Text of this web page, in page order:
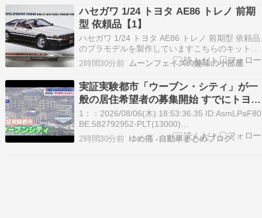
ハセガワ 1/24 トヨタ AE86 トレノ 前期
型 依頼品【1】
ハセガワ 1/24 トヨタ AE86 トレノ 前期型 依頼品
のプラモデルを製作していますこちらのキットは
ご依頼品となりますご依頼ありがとうございます
長年の整備士経験を元に製作していきますよ
AE86が発売された時はトヨタ系ディーラーを辞
めてましたので実車とは縁が薄かったかな？
AE8…
2時間30分前 ムーンフェイズの趣味の小部屋
実証実験都市「ウーブン・シティ」が一
般の居住希望者の募集開始 すでにトヨタ
関係者が居住
1：：2026/08/06(木) 18:53:36.35 ID:AsmLPaF80
BE:582792952-PLT(13000)
https://look.satv.co.jp/content_news/topic/94545
(動画) トヨタは静岡県裾野市にある実証実験都市
2時間30分前 ゆめ痛 -自動車まとめブログ-